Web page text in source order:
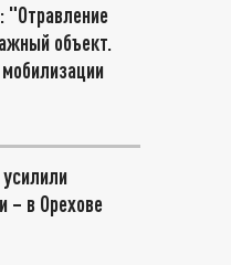
"Отравление
объект.
– в Орехове